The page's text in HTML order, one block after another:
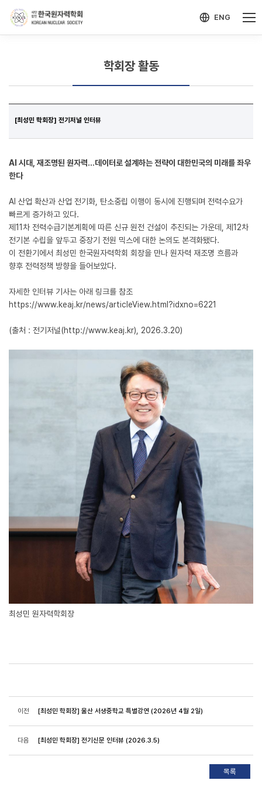
ENG
학회장 활동
[최성민 학회장] 전기저널 인터뷰
AI 시대, 재조명된 원자력…데이터로 설계하는 전략이 대한민국의 미래를 좌우
한다
AI 산업 확산과 산업 전기화, 탄소중립 이행이 동시에 진행되며 전력수요가
빠르게 증가하고 있다.
제11차 전력수급기본계획에 따른 신규 원전 건설이 추진되는 가운데, 제12차
전기본 수립을 앞두고 중장기 전원 믹스에 대한 논의도 본격화됐다.
이 전환기에서 최성민 한국원자력학회 회장을 만나 원자력 재조명 흐름과
향후 전력정책 방향을 들어보았다.
자세한 인터뷰 기사는 아래 링크를 참조
https://www.keaj.kr/news/articleView.html?idxno=6221
(출처 : 전기저널(http://www.keaj.kr) , 2026.3.20)
최성민 원자력학회장
이전 [최성민 학회장] 울산 서생중학교 특별강연 (2026년 4월 2일)
다음 [최성민 학회장] 전기신문 인터뷰 (2026.3.5)